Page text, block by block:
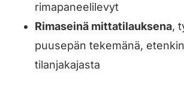
rimapaneelilevyt
Rimaseinä mittatilauksena,
puusepän tekemänä,
tilanjakajasta